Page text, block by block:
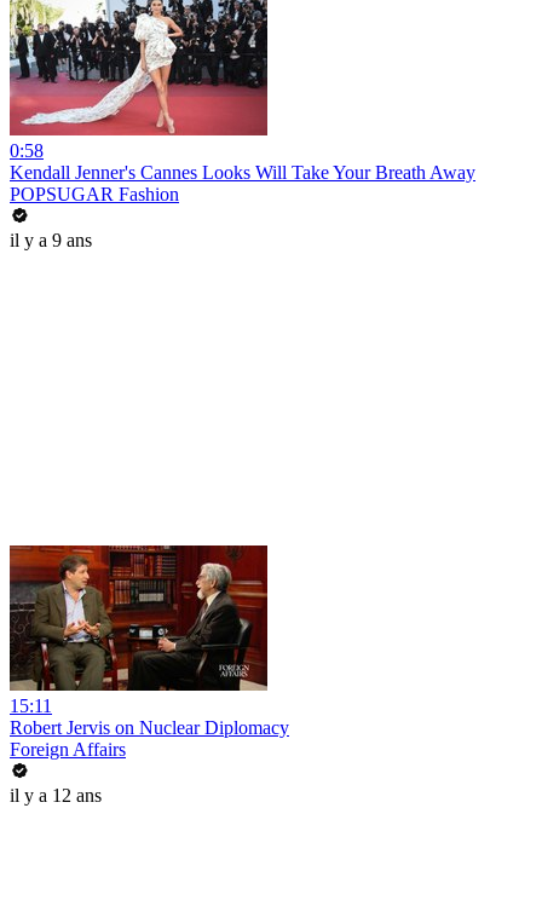
0:58
Kendall Jenner's Cannes Looks Will Take Your Breath Away
POPSUGAR Fashion
il y a 9 ans
15:11
Robert Jervis on Nuclear Diplomacy
Foreign Affairs
il y a 12 ans